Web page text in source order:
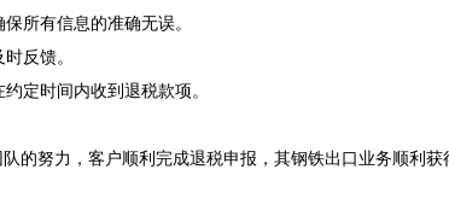
所有信息的准确无误。
反馈。
定时间内收到退税款项。
的努力，客户顺利完成退税申报，其钢铁出口业务顺利